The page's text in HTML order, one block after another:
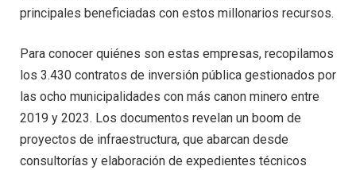
principales beneficiadas con estos millonarios recursos.
Para conocer quiénes son estas empresas, recopilamos
los 3.430 contratos de inversión pública gestionados por
las ocho municipalidades con más canon minero entre
2019 y 2023. Los documentos revelan un boom de
proyectos de infraestructura, que abarcan desde
consultorías y elaboración de expedientes técnicos